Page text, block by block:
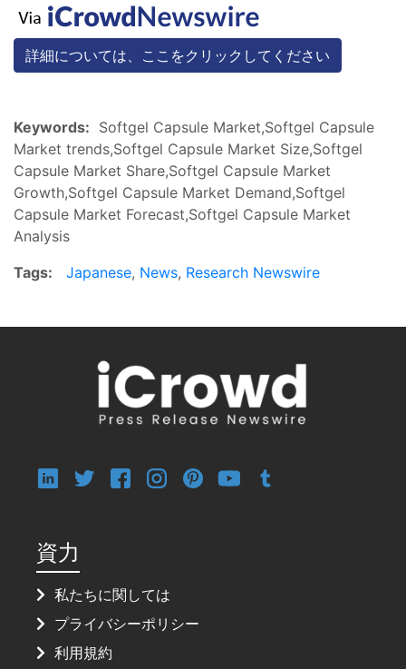
詳細については、ここをクリックしてください
Keywords: Softgel Capsule Market,Softgel Capsule
Market trends,Softgel Capsule Market Size,Softgel
Capsule Market Share,Softgel Capsule Market
Growth,Softgel Capsule Market Demand,Softgel
Capsule Market Forecast,Softgel Capsule Market
Analysis
Tags:
Japanese, News, Research Newswire
資力
私たちに関しては
プライバシーポリシー
利用規約